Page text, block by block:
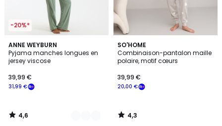
-20%*
ANNE WEYBURN
Pyjama manches longues en
jersey viscose
31,99 €
39,99 €
4,6
/ 5
2
Couleurs
4,6
/
SO'HOME
Combinaison-pantalon maille
polaire, motif cœurs
20,00 €
39,99 €
4,3
/ 5
4,3
/